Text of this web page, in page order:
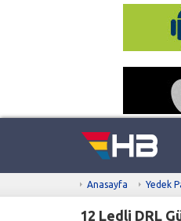
Anasayfa Yedek
12 Ledli DRL